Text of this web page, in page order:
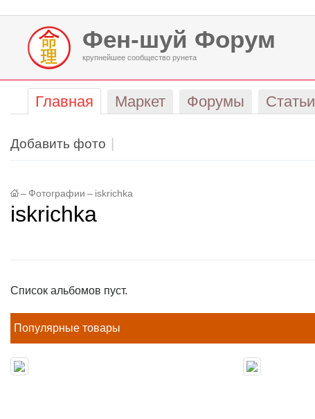
Фен-шуй Форум
крупнейшее сообщество рунета
Главная Маркет Форумы Статьи
Добавить фото
– Фотографии – iskrichka
iskrichka
Список альбомов пуст.
Популярные товары